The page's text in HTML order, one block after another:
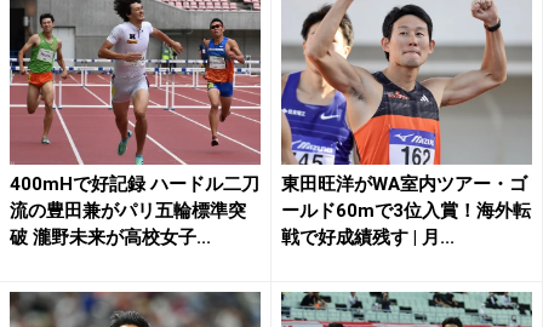
400mHで好記録 ハードル二刀
流の豊田兼がパリ五輪標準突
破 瀧野未来が高校女子...
東田旺洋がWA室内ツアー・ゴ
ールド60mで3位入賞！海外転
戦で好成績残す | 月...